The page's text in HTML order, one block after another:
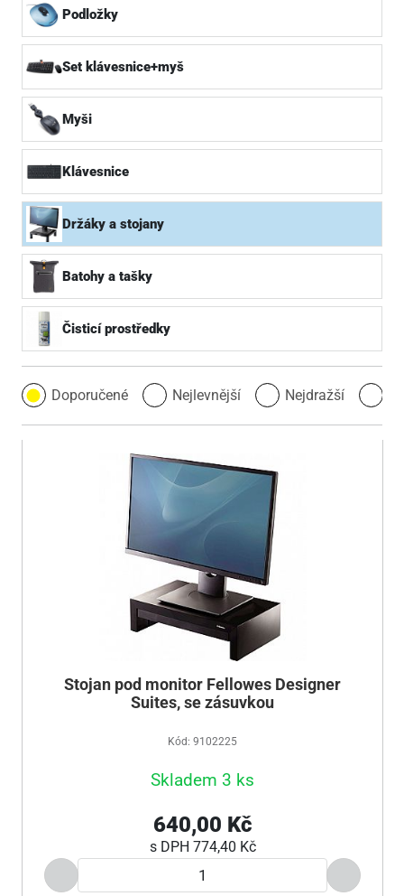
Podložky
Set klávesnice+myš
Myši
Klávesnice
Držáky a stojany
Batohy a tašky
Čisticí prostředky
Doporučené Nejlevnější Nejdražší
Stojan pod monitor Fellowes Designer
Suites, se zásuvkou
Kód: 9102225
Skladem 3 ks
640,00 Kč
s DPH 774,40 Kč